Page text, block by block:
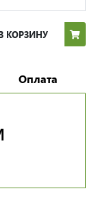
КОРЗИНУ
Оплата